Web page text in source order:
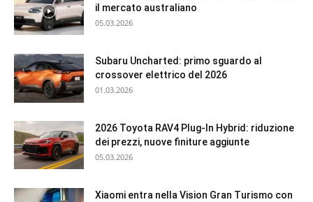
il mercato australiano
05.03.2026
Subaru Uncharted: primo sguardo al
crossover elettrico del 2026
01.03.2026
2026 Toyota RAV4 Plug-In Hybrid: riduzione
dei prezzi, nuove finiture aggiunte
05.03.2026
Xiaomi entra nella Vision Gran Turismo con